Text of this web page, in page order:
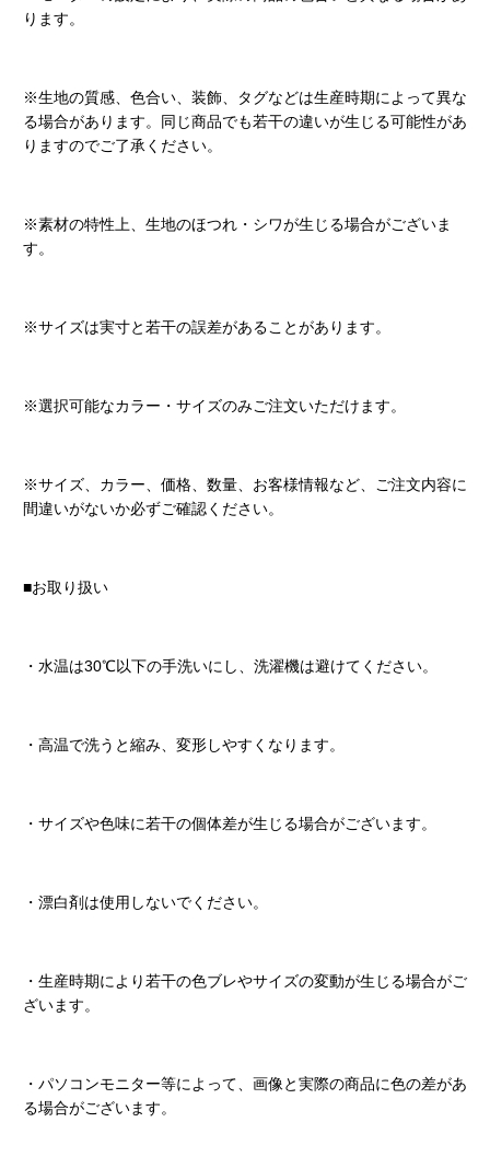
ります。
※生地の質感、色合い、装飾、タグなどは生産時期によって異な
る場合があります。同じ商品でも若干の違いが生じる可能性があ
りますのでご了承ください。
※素材の特性上、生地のほつれ・シワが生じる場合がございま
す。
※サイズは実寸と若干の誤差があることがあります。
※選択可能なカラー・サイズのみご注文いただけます。
※サイズ、カラー、価格、数量、お客様情報など、ご注文内容に
間違いがないか必ずご確認ください。
■お取り扱い
・水温は30℃以下の手洗いにし、洗濯機は避けてください。
・高温で洗うと縮み、変形しやすくなります。
・サイズや色味に若干の個体差が生じる場合がございます。
・漂白剤は使用しないでください。
・生産時期により若干の色ブレやサイズの変動が生じる場合がご
ざいます。
・パソコンモニター等によって、画像と実際の商品に色の差があ
る場合がございます。